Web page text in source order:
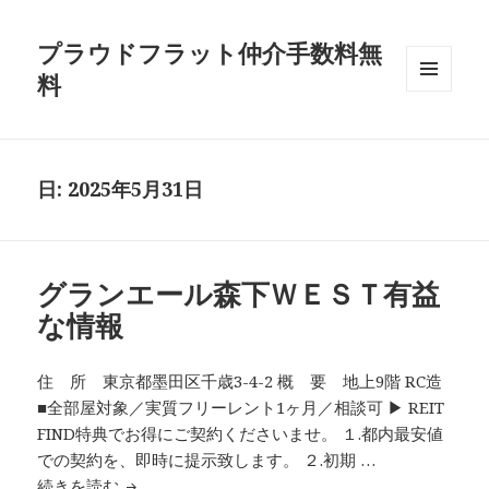
プラウドフラット仲介手数料無
料
日: 2025年5月31日
グランエール森下ＷＥＳＴ有益
な情報
住 所 東京都墨田区千歳3-4-2 概 要 地上9階 RC造
■全部屋対象／実質フリーレント1ヶ月／相談可 ▶ REIT
FIND特典でお得にご契約くださいませ。 １.都内最安値
での契約を、即時に提示致します。 ２.初期 …